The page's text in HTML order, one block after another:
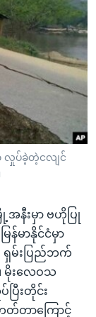
လှုပ်ခဲ့တဲ့ငလျင်
ြို့အနီးမှာ ဗဟိုပြု
န်မာနိုင်ငံမှာ
ရှမ်းပြည်ဘက်
မိုးလေဝသ
ြီးတိုင်း
တ်တာကြောင့်